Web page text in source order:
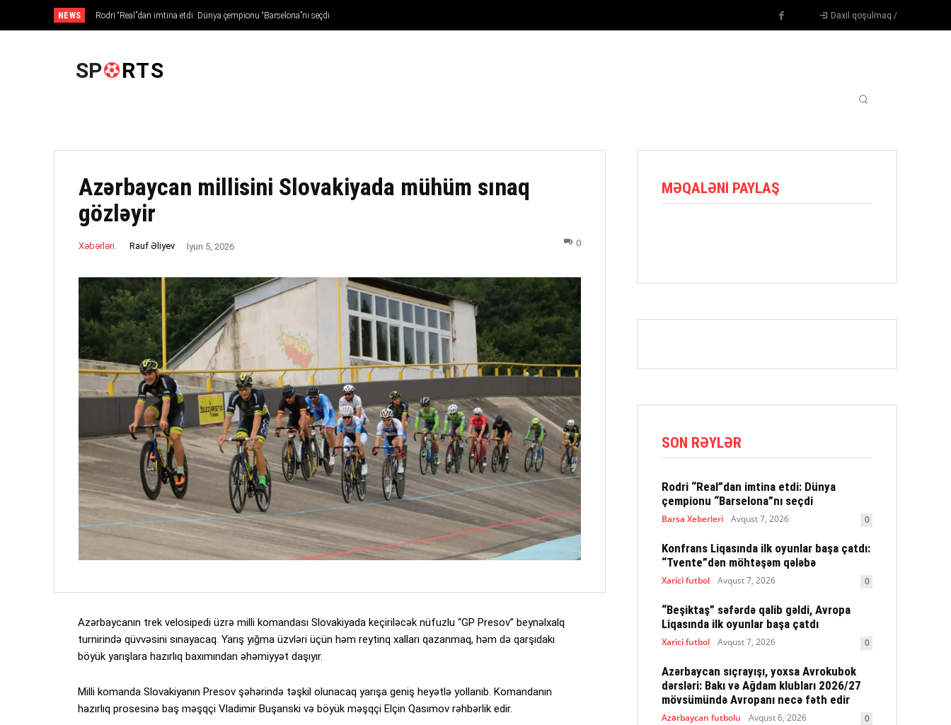
NEWS Rodri “Real”dan imtina etdi: Dünya çempionu “Barselona”nı seçdi Daxil qoşulmaq /
SP RTS
Azərbaycan millisini Slovakiyada mühüm sınaq
gözləyir
Xəbərləri Rauf Əliyev İyun 5, 2026 0
Azərbaycanın trek velosipedi üzrə milli komandası Slovakiyada keçiriləcək nüfuzlu “GP Presov” beynəlxalq
turnirində qüvvəsini sınayacaq. Yarış yığma üzvləri üçün həm reytinq xalları qazanmaq, həm də qarşıdakı
böyük yarışlara hazırlıq baxımından əhəmiyyət daşıyır.
Milli komanda Slovakiyanın Presov şəhərində təşkil olunacaq yarışa geniş heyətlə yollanıb. Komandanın
hazırlıq prosesinə baş məşqçi Vladimir Buşanski və böyük məşqçi Elçin Qasımov rəhbərlik edir.
MƏQALƏNI PAYLAŞ
SON RƏYLƏR
Rodri “Real”dan imtina etdi: Dünya
çempionu “Barselona”nı seçdi
Barsa Xeberleri Avqust 7, 2026 0
Konfrans Liqasında ilk oyunlar başa çatdı:
“Tvente”dən möhtəşəm qələbə
Xarici futbol Avqust 7, 2026 0
“Beşiktaş” səfərdə qalib gəldi, Avropa
Liqasında ilk oyunlar başa çatdı
Xarici futbol Avqust 7, 2026 0
Azərbaycan sıçrayışı, yoxsa Avrokubok
dərsləri: Bakı və Ağdam klubları 2026/27
mövsümündə Avropanı necə fəth edir
Azərbaycan futbolu Avqust 6, 2026 0